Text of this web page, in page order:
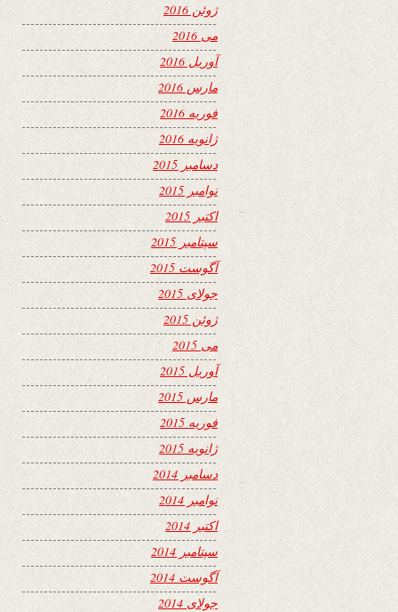
ژوئن 2016
می 2016
آوریل 2016
مارس 2016
فوریه 2016
ژانویه 2016
دسامبر 2015
نوامبر 2015
اکتبر 2015
سپتامبر 2015
آگوست 2015
جولای 2015
ژوئن 2015
می 2015
آوریل 2015
مارس 2015
فوریه 2015
ژانویه 2015
دسامبر 2014
نوامبر 2014
اکتبر 2014
سپتامبر 2014
آگوست 2014
جولای 2014